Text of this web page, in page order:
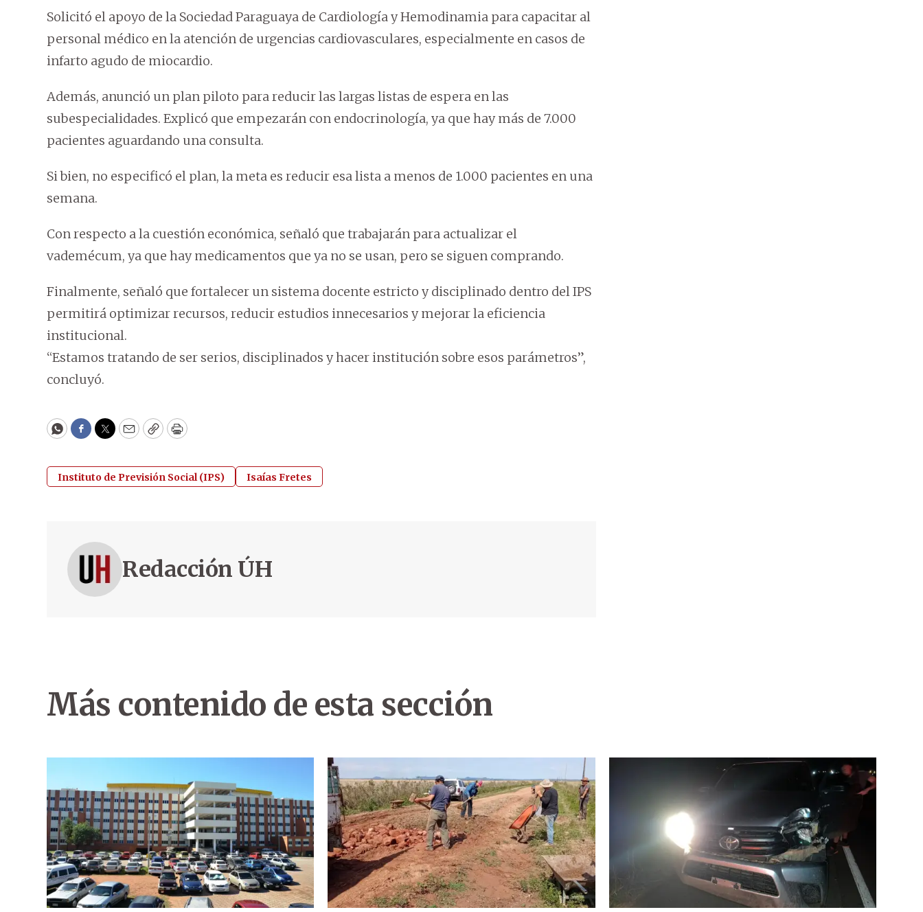
Solicitó el apoyo de la Sociedad Paraguaya de Cardiología y Hemodinamia para capacitar al
personal médico en la atención de urgencias cardiovasculares, especialmente en casos de
infarto agudo de miocardio.
Además, anunció un plan piloto para reducir las largas listas de espera en las
subespecialidades. Explicó que empezarán con endocrinología, ya que hay más de 7.000
pacientes aguardando una consulta.
Si bien, no especificó el plan, la meta es reducir esa lista a menos de 1.000 pacientes en una
semana.
Con respecto a la cuestión económica, señaló que trabajarán para actualizar el
vademécum, ya que hay medicamentos que ya no se usan, pero se siguen comprando.
Finalmente, señaló que fortalecer un sistema docente estricto y disciplinado dentro del IPS
permitirá optimizar recursos, reducir estudios innecesarios y mejorar la eficiencia
institucional.
“Estamos tratando de ser serios, disciplinados y hacer institución sobre esos parámetros”,
concluyó.
WhatsApp
Facebook
Twitter
EmailCopyPrint
Instituto de Previsión Social (IPS) Isaías Fretes
Redacción ÚH
Más contenido de esta sección